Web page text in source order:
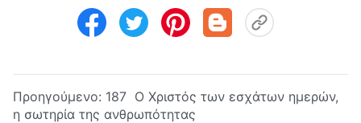
Προηγούμενο: 187 Ο Χριστός των εσχάτων ημερών,
η σωτηρία της ανθρωπότητας